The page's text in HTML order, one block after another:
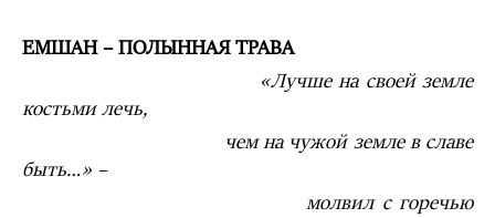
ЕМШАН – ПОЛЫННАЯ ТРАВА
«Лучше на своей земле
костьми лечь,
чем на чужой земле в славе
быть…» –
молвил с горечью